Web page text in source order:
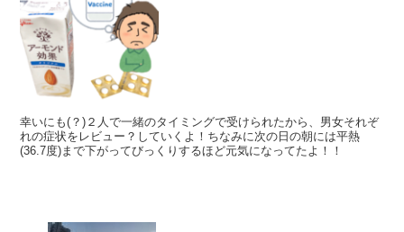
幸いにも(？)２人で一緒のタイミングで受けられたから、男女それぞ
れの症状をレビュー？していくよ！ちなみに次の日の朝には平熱
(36.7度)まで下がってびっくりするほど元気になってたよ！！